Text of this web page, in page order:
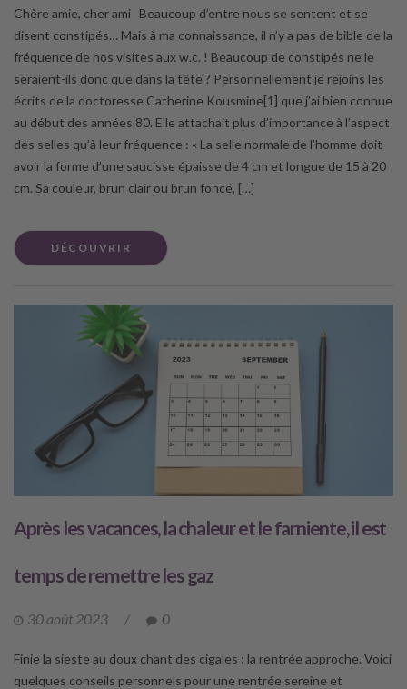
Chère amie, cher ami Beaucoup d’entre nous se sentent et se
disent constipés… Mais à ma connaissance, il n’y a pas de bible de la
fréquence de nos visites aux w.c. ! Beaucoup de constipés ne le
seraient-ils donc que dans la tête ? Personnellement je rejoins les
écrits de la doctoresse Catherine Kousmine[1] que j’ai bien connue
au début des années 80. Elle attachait plus d’importance à l’aspect
des selles qu’à leur fréquence : « La selle normale de l’homme doit
avoir la forme d’une saucisse épaisse de 4 cm et longue de 15 à 20
cm. Sa couleur, brun clair ou brun foncé, […]
DÉCOUVRIR
Après les vacances, la chaleur et le farniente, il est
temps de remettre les gaz
30 août 2023 / 0
Finie la sieste au doux chant des cigales : la rentrée approche. Voici
quelques conseils personnels pour une rentrée sereine et